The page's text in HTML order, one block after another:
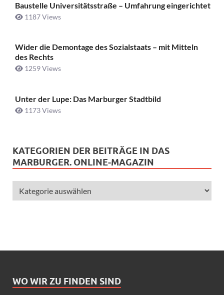
Baustelle Universitätsstraße ­– Umfahrung eingerichtet
1187 Views
Wider die Demontage des Sozialstaats – mit Mitteln
des Rechts
1259 Views
Unter der Lupe: Das Marburger Stadtbild
1173 Views
KATEGORIEN DER BEITRÄGE IN DAS
MARBURGER. ONLINE-MAGAZIN
WO WIR ZU FINDEN SIND